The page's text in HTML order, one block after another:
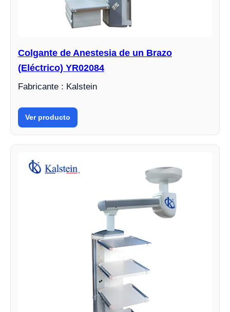
Colgante de Anestesia de un Brazo
(Eléctrico) YR02084
Fabricante : Kalstein
Ver producto